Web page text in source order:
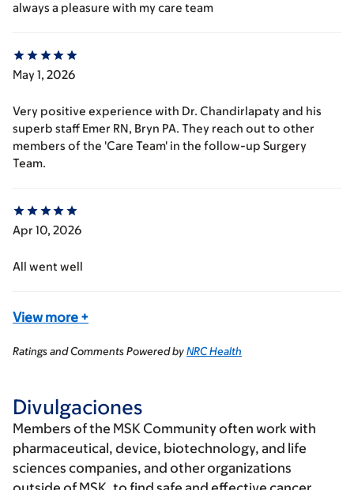
always a pleasure with my care team
May 1, 2026
Very positive experience with Dr. Chandirlapaty and his
superb staff Emer RN, Bryn PA. They reach out to other
members of the 'Care Team' in the follow-up Surgery
Team.
Apr 10, 2026
All went well
View more +
Ratings and Comments Powered byNRC Health
Divulgaciones
Members of the MSK Community often work with
pharmaceutical, device, biotechnology, and life
sciences companies, and other organizations